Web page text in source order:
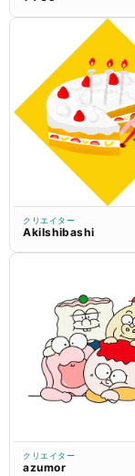
クリエイター
AkiIshibashi
クリエイター
azumor